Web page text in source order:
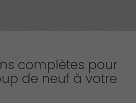
complètes pour
de neuf à votre